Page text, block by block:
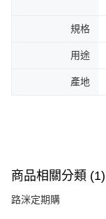
規格
用途
產地
商品相關分類 (1)
路洣定期購